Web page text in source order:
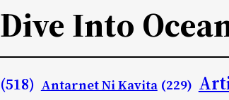
Dive Into
(518) Antarnet Ni Kavita (229)